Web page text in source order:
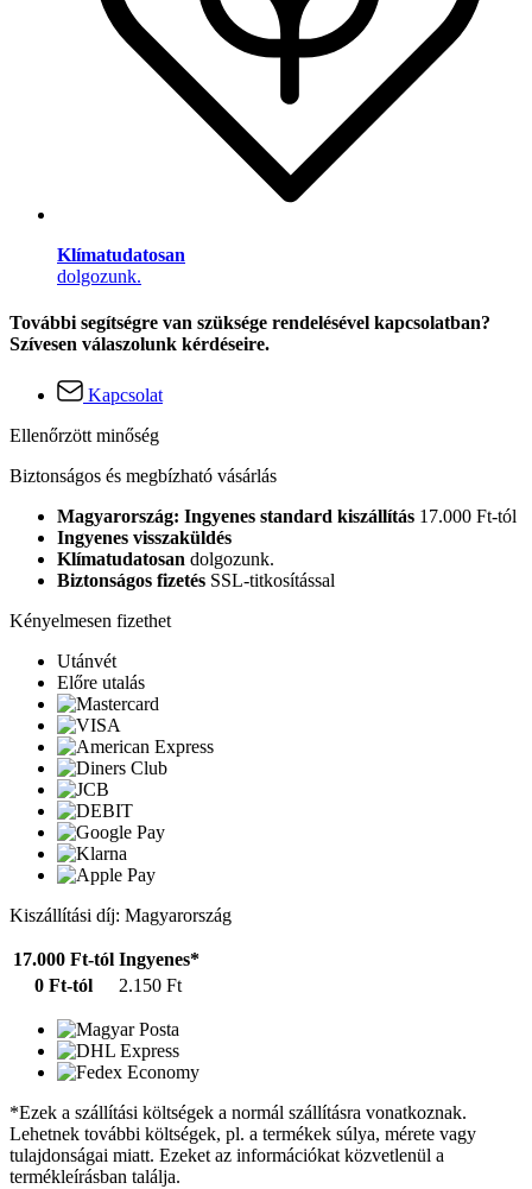
Klímatudatosan
dolgozunk.
További segítségre van szüksége rendelésével kapcsolatban?
Szívesen válaszolunk kérdéseire.
Kapcsolat
Ellenőrzött minőség
Biztonságos és megbízható vásárlás
Magyarország: Ingyenes standard kiszállítás 17.000 Ft-tól
Ingyenes visszaküldés
Klímatudatosan dolgozunk.
Biztonságos fizetés SSL-titkosítással
Kényelmesen fizethet
Utánvét
Előre utalás
Kiszállítási díj: Magyarország
17.000 Ft-tól Ingyenes*
0 Ft-tól
2.150 Ft
*Ezek a szállítási költségek a normál szállításra vonatkoznak.
Lehetnek további költségek, pl. a termékek súlya, mérete vagy
tulajdonságai miatt. Ezeket az információkat közvetlenül a
termékleírásban találja.